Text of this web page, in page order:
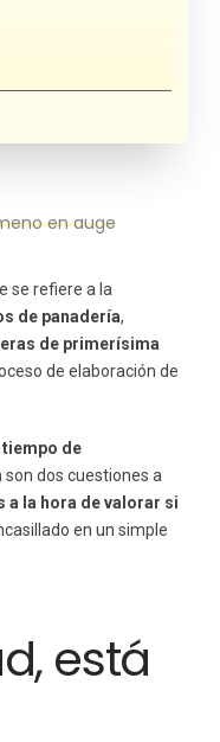
panadero
en auge
se refiere a la
de panadería,
de primerísima
de elaboración de
tiempo de
son dos cuestiones a
a la hora de valorar si
en un simple
está